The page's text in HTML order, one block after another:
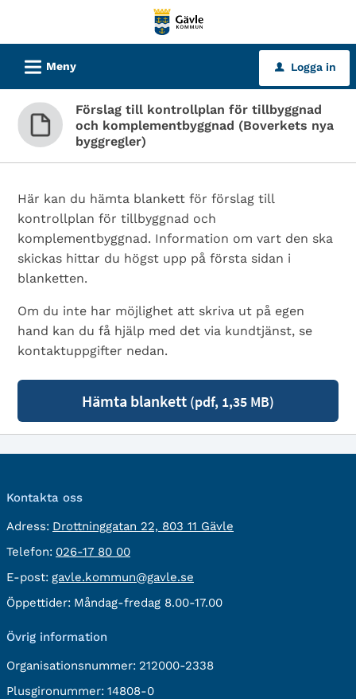
tjänster
Gävle
kommun
L Meny u Logga in
Förslag till kontrollplan för tillbyggnad
och komplementbyggnad (Boverkets nya
byggregler)
Här kan du hämta blankett för förslag till
kontrollplan för tillbyggnad och
komplementbyggnad. Information om vart den ska
skickas hittar du högst upp på första sidan i
blanketten.
Om du inte har möjlighet att skriva ut på egen
hand kan du få hjälp med det via kundtjänst, se
kontaktuppgifter nedan.
Hämta blankett (pdf, 1,35 MB)
Kontakta oss
Adress: besöksadress:
Drottninggatan 22, 803 11 Gävle
Telefon: Telefon:
026-17 80 00
E-post: E-
post:
gavle.kommun@gavle.se
Öppettider: Måndag-fredag 8.00-17.00
Övrig information
Organisationsnummer: 212000-2338
Plusgironummer: 14808-0